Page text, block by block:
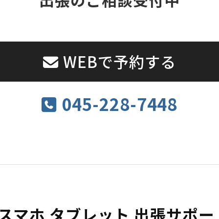
WEBで予約する
045-228-7448
マホ タブレット 出張サポ